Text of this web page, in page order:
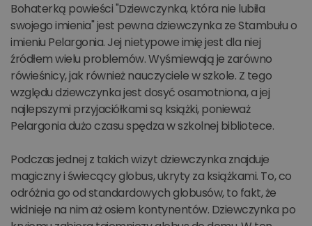
Bohaterką powieści "Dziewczynka, która nie lubiła
swojego imienia" jest pewna dziewczynka ze Stambułu o
imieniu Pelargonia. Jej nietypowe imię jest dla niej
źródłem wielu problemów. Wyśmiewają je zarówno
rówieśnicy, jak również nauczyciele w szkole. Z tego
względu dziewczynka jest dosyć osamotniona, a jej
najlepszymi przyjaciółkami są książki, ponieważ
Pelargonia dużo czasu spędza w szkolnej bibliotece.
Podczas jednej z takich wizyt dziewczynka znajduje
magiczny i świecący globus, ukryty za książkami. To, co
odróżnia go od standardowych globusów, to fakt, że
widnieje na nim aż osiem kontynentów. Dziewczynka po